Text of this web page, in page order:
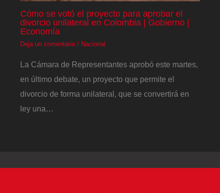
Cómo se votó el proyecto para aprobar el
divorcio unilateral en Colombia | Gobierno |
Economía
Deja un comentario / Nacional
La Cámara de Representantes aprobó este martes,
en último debate, un proyecto que permite el
divorcio de forma unilateral, que se convertirá en
ley una…